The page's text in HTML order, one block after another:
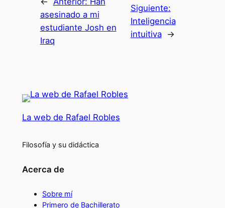
asesinado a mi
estudiante Josh en
Iraq
Siguiente:
Inteligencia
intuitiva
→
La web de Rafael Robles
Filosofía y su didáctica
Acerca de
Sobre mí
Primero de Bachillerato